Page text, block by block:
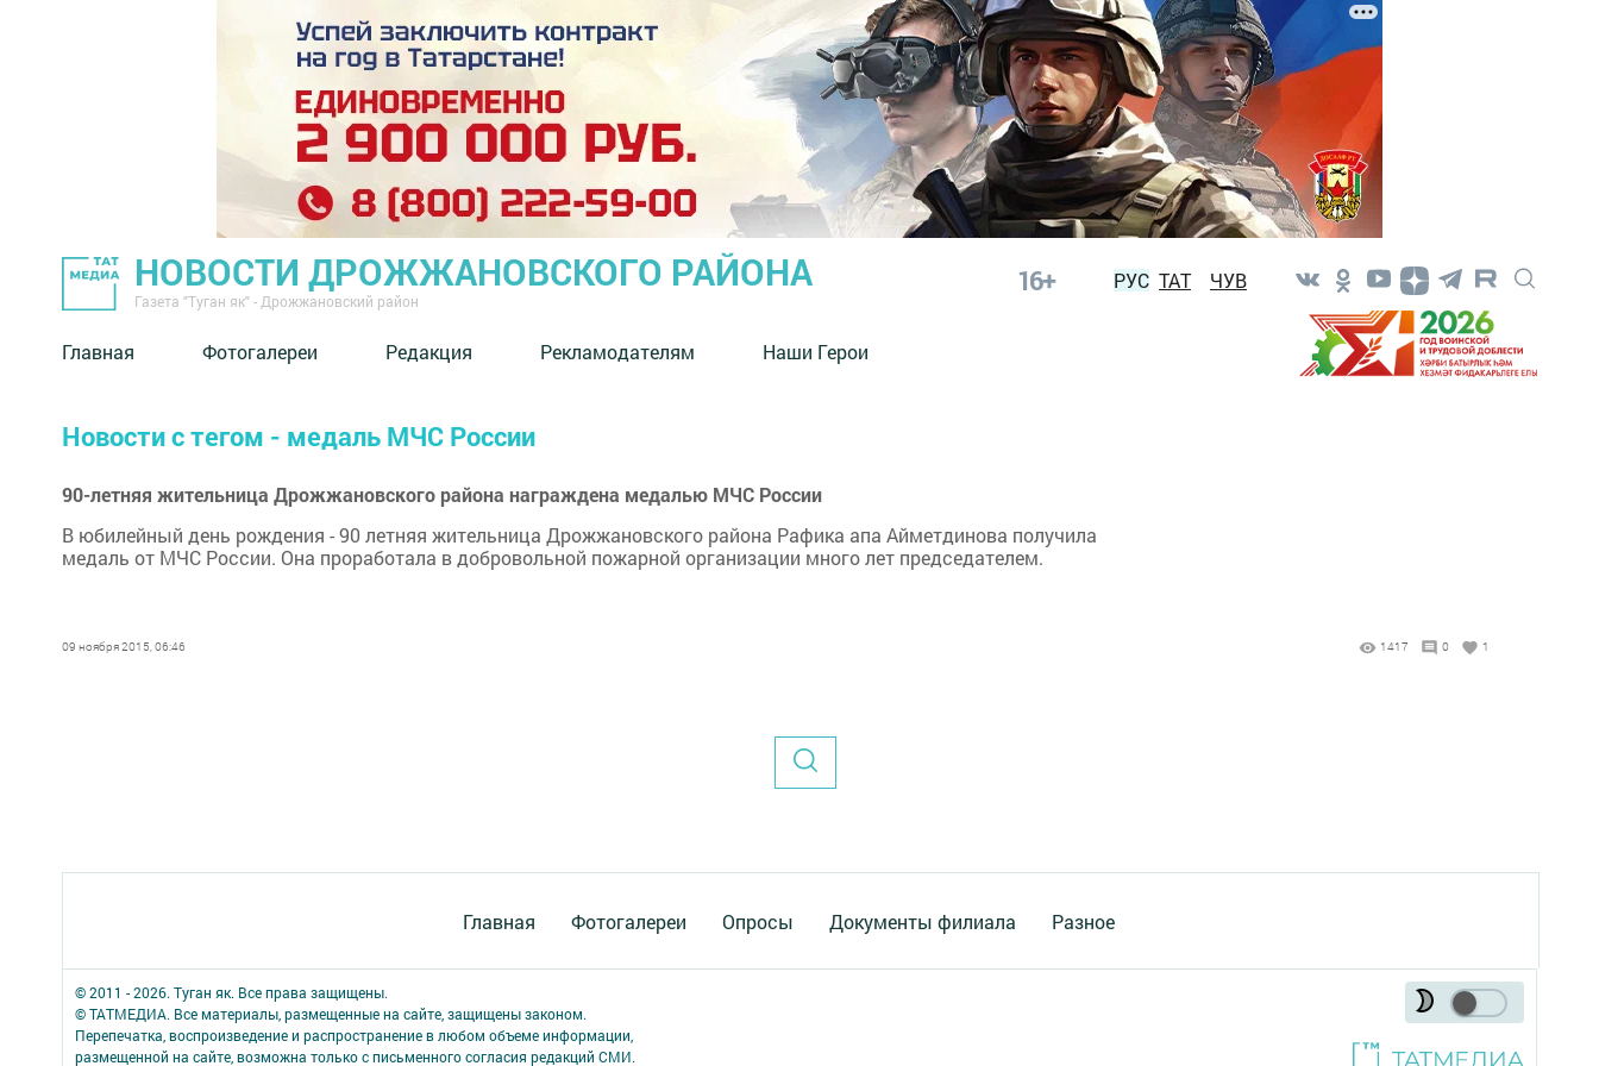
НОВОСТИ ДРОЖЖАНОВСКОГО РАЙОНА
Газета "Туган як" - Дрожжановский район
16+ РУС ТАТ ЧУВ
Главная Фотогалереи Редакция Рекламодателям Наши Герои
Новости с тегом - медаль МЧС России
90-летняя жительница Дрожжановского района награждена медалью МЧС России
В юбилейный день рождения - 90 летняя жительница Дрожжановского района Рафика апа Айметдинова получила
медаль от МЧС России. Она проработала в добровольной пожарной организации много лет председателем.
09 ноября 2015, 06:46 1417 0 1
Главная Фотогалереи Опросы Документы филиала Разное
© 2011 - 2026. Туган як. Все права защищены.
© ТАТМЕДИА. Все материалы, размещенные на сайте, защищены законом.
Перепечатка, воспроизведение и распространение в любом объеме информации,
размещенной на сайте, возможна только с письменного согласия редакций СМИ.